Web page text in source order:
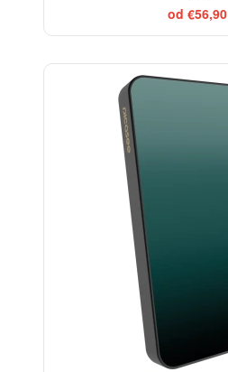
od €56,90